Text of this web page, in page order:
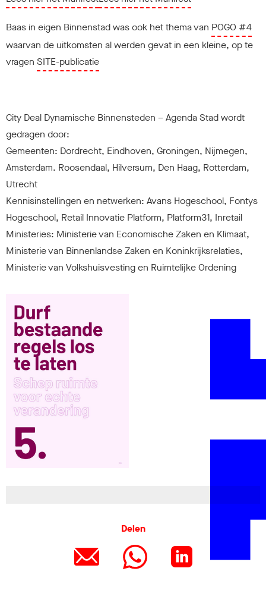
Baas in eigen Binnenstad was ook het thema van POGO #4
waarvan de uitkomsten al werden gevat in een kleine, op te
vragen SITE-publicatie
City Deal Dynamische Binnensteden – Agenda Stad wordt
gedragen door:
Gemeenten: Dordrecht, Eindhoven, Groningen, Nijmegen,
Amsterdam. Roosendaal, Hilversum, Den Haag, Rotterdam,
Utrecht
Kennisinstellingen en netwerken: Avans Hogeschool, Fontys
Hogeschool, Retail Innovatie Platform, Platform31, Inretail
Ministeries: Ministerie van Economische Zaken en Klimaat,
Ministerie van Binnenlandse Zaken en Koninkrijksrelaties,
Ministerie van Volkshuisvesting en Ruimtelijke Ordening
Delen